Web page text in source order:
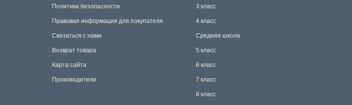
Политика безопасности
Правовая информация для покупателя
Связаться с нами
Возврат товара
Карта сайта
Производители
3 класс
4 класс
Средняя школа
5 класс
6 класс
7 класс
8 класс